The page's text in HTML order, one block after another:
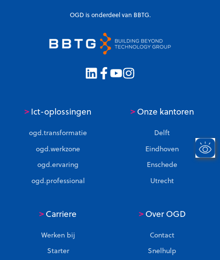
OGD is onderdeel van BBTG.
>Ict-oplossingen
ogd.transformatie
ogd.werkzone
ogd.ervaring
ogd.professional
>Onze kantoren
Delft
Eindhoven
Enschede
Utrecht
>Carriere
Werken bij
Starter
>Over OGD
Contact
Snelhulp